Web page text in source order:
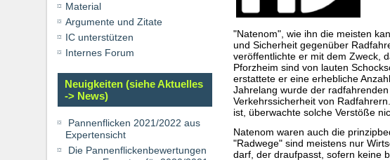
Material
Argumente und Zitate
IC unterstützen
Internes Forum
Neuigkeiten (siehe Aktuelles
-> News)
Pannenflicken 2021/2022 aus
Expertensicht
Die Pannenflickenbewertungen
"Natenom", wie ihn die meisten
und Sicherheit gegenüber
veröffentlichte er mit dem Zweck,
Pforzheim sind von lauten
erstattete er eine erhebliche
Jahrelang wurde der
Verkehrssicherheit von
ist, überwachte solche Verstöße
Natenom waren auch die
"Radwege" sind meistens nur
darf, der draufpasst, sofern keine